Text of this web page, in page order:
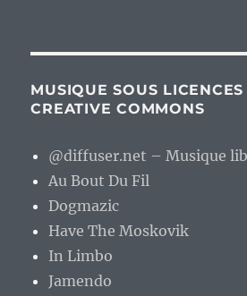
MUSIQUE SOUS
CREATIVE COMMONS
@diffuser.net – Musique
Au Bout Du Fil
Dogmazic
Have The Moskovik
In Limbo
Jamendo